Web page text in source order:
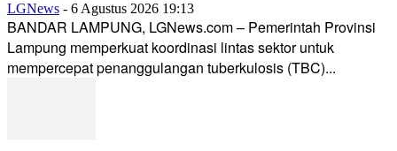
LGNews - 6 Agustus 2026 19:13
BANDAR LAMPUNG, LGNews.com – Pemerintah Provinsi
Lampung memperkuat koordinasi lintas sektor untuk
mempercepat penanggulangan tuberkulosis (TBC)...